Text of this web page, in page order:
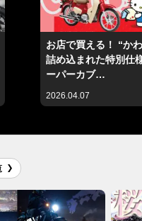
お店で買える！ “か
詰め込まれた特別仕
ーパーカブ…
2026.04.07